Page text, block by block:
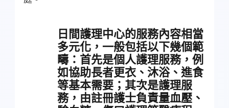
日間護理中心的服務內容相當
多元化，一般包括以下幾個範
疇：首先是個人護理服務，例
如協助長者更衣、沐浴、進食
等基本需要；其次是護理服
務，由註冊護士負責量血壓、